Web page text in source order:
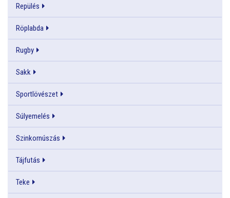
Repülés
Röplabda
Rugby
Sakk
Sportlövészet
Súlyemelés
Szinkornúszás
Tájfutás
Teke